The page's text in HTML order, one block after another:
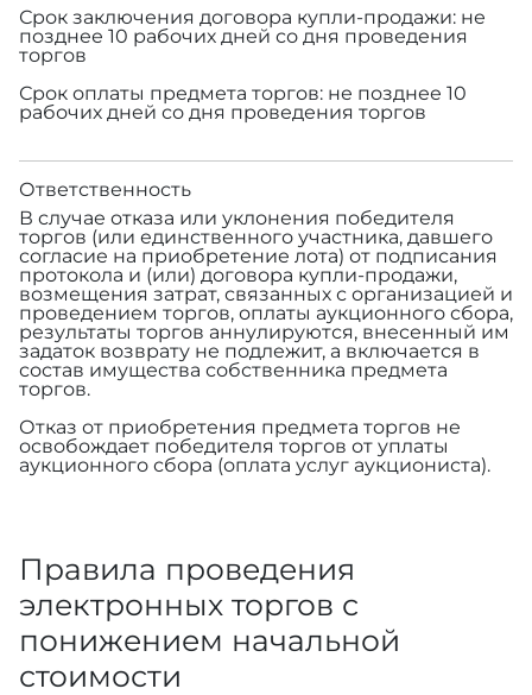
Срок заключения договора купли-продажи: не
позднее 10 рабочих дней со дня проведения
торгов
Срок оплаты предмета торгов: не позднее 10
рабочих дней со дня проведения торгов
Ответственность
В случае отказа или уклонения победителя
торгов (или единственного участника, давшего
согласие на приобретение лота) от подписания
протокола и (или) договора купли-продажи,
возмещения затрат, связанных с организацией и
проведением торгов, оплаты аукционного сбора,
результаты торгов аннулируются, внесенный им
задаток возврату не подлежит, а включается в
состав имущества собственника предмета
торгов.
Отказ от приобретения предмета торгов не
освобождает победителя торгов от уплаты
аукционного сбора (оплата услуг аукциониста).
Правила проведения
электронных торгов с
понижением начальной
стоимости